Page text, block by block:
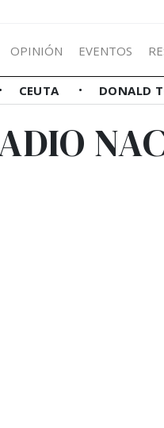
OPINIÓN EVENTOS
CEUTA DONALD